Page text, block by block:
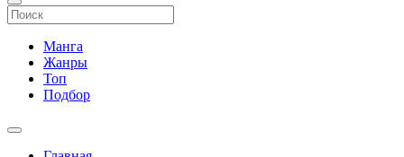
Манга
Жанры
Топ
Подбор